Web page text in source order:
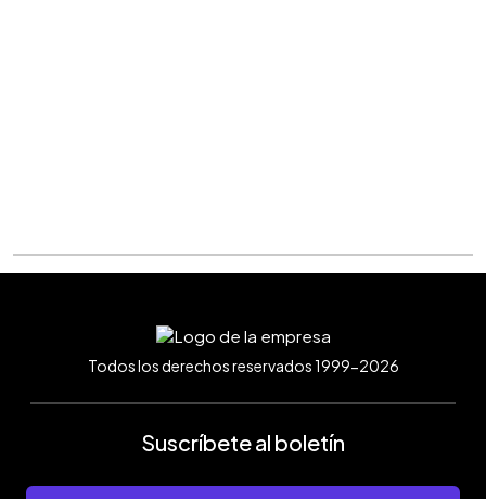
Todos los derechos reservados 1999-2026
Suscríbete al boletín